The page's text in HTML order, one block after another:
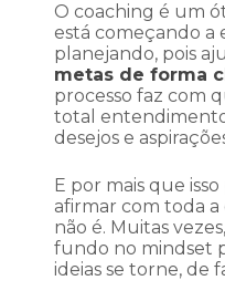
O coaching é um
está começando a
planejando, pois
metas de forma
processo faz com
total
desejos e
E por mais que
afirmar com toda
não é. Muitas
fundo no mindset
ideias se torne, de